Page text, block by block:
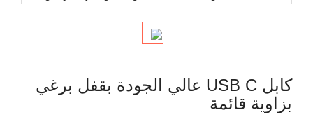
كابل USB C عالي الجودة بقفل برغي
بزاوية قائمة